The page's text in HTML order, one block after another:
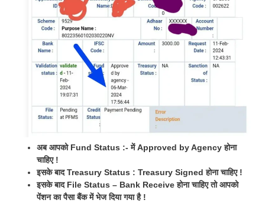
अब आपको Fund Status :- में Approved by Agency होना
चाहिए !
इसके बाद Treasury Status : Treasury Signed होना चाहिए !
इसके बाद File Status – Bank Receive होना चाहिए तो आपको
पेंशन का पैसा बैंक में भेज दिया गया है !